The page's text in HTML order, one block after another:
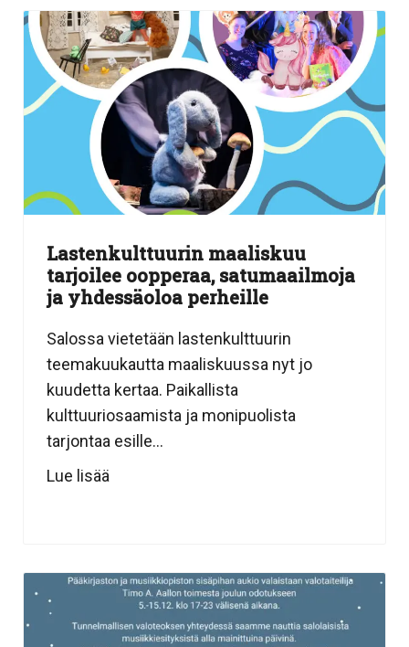
Lastenkulttuurin maaliskuu
tarjoilee oopperaa, satumaailmoja
ja yhdessäoloa perheille
Salossa vietetään lastenkulttuurin
teemakuukautta maaliskuussa nyt jo
kuudetta kertaa. Paikallista
kulttuuriosaamista ja monipuolista
tarjontaa esille...
Lue lisää